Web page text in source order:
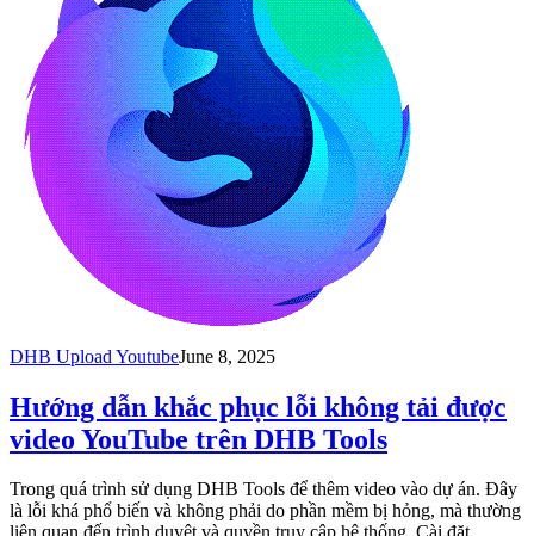
DHB Upload YoutubeJune 8, 2025
Hướng dẫn khắc phục lỗi không tải được
video YouTube trên DHB Tools
Trong quá trình sử dụng DHB Tools để thêm video vào dự án. Đây
là lỗi khá phổ biến và không phải do phần mềm bị hỏng, mà thường